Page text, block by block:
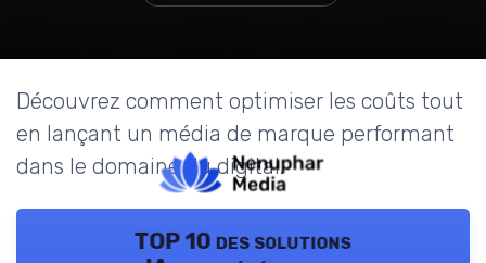
Découvrez comment optimiser les coûts tout
en lançant un média de marque performant
dans le domaine du digital.
TOP 10 des solutions